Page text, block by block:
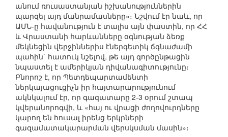
անում ռուսաստանյան իշխանություններին
պարզել այդ մանրամասները»։ Նշվում էր նաև, որ
ԱՄՆ-ը հավանություն է տալիս այն փաստին, որ ՀՀ
և Վրաստանի հարևանները օգնության ձեռք
մեկնեցին վերջիններիս էներգետիկ ճգնաժամի
պահին` հատուկ նշելով, թե այդ գործընթացին
նպաստել է ամերիկյան դիվանագիտությունը։
Բնորոշ է, որ Պետդեպարտամենտի
ներկայացուցիչն իր հայտարարությունում
ակնկալում էր, որ գազատարը 2-3 օրում շտապ
կվերանորոգվի, և «հայ ու վրացի ժողովուրդները
կարող են հուսալ իրենց երկրների
գազամատակարարման վերսկսման մասին»։